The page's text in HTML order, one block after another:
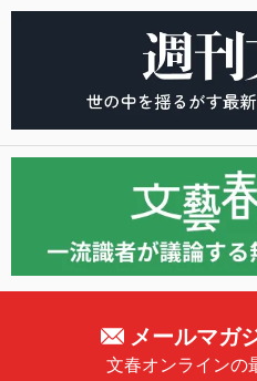
メールマガ
文春オンラインの